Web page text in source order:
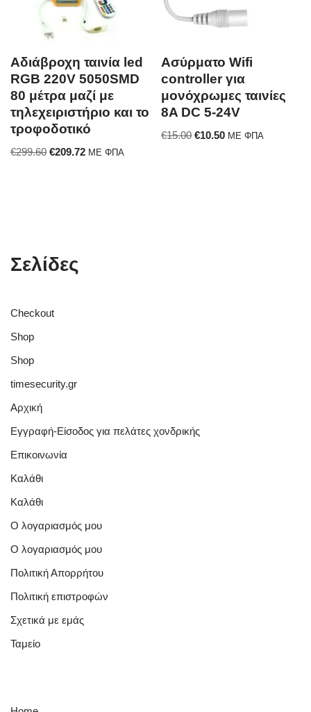
Αδιάβροχη ταινία led
RGB 220V 5050SMD
80 μέτρα μαζί με
τηλεχειριστήριο και το
τροφοδοτικό
€299.60 €209.72 ΜΕ ΦΠΑ
Ασύρματο Wifi
controller για
μονόχρωμες ταινίες
8A DC 5-24V
€15.00 €10.50 ΜΕ ΦΠΑ
Σελίδες
Checkout
Shop
Shop
timesecurity.gr
Αρχική
Εγγραφή-Είσοδος για πελάτες χονδρικής
Επικοινωνία
Καλάθι
Καλάθι
Ο λογαριασμός μου
Ο λογαριασμός μου
Πολιτική Απορρήτου
Πολιτική επιστροφών
Σχετικά με εμάς
Ταμείο